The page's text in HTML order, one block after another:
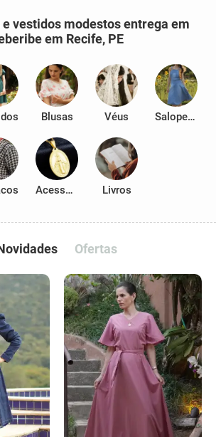
e vestidos modestos entrega em
em Recife, PE
Blusas Véus Salopetes
Acessórios Livros
Ofertas